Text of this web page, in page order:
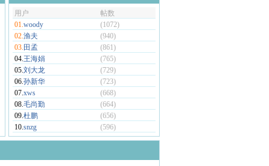
用户
帖数
01.woody
(1072)
02.渔夫
(940)
03. 田孟
(861)
04. 王海娟
(765)
05.刘大龙
(729)
06.孙新华
(723)
07.xws
(668)
08.毛尚勤
(664)
09.杜鹏
(656)
10.snzg (596)